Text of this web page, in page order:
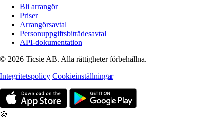
Bli arrangör
Priser
Arrangörsavtal
Personuppgiftsbiträdesavtal
API-dokumentation
© 2026 Ticsie AB. Alla rättigheter förbehållna.
Integritetspolicy Cookieinställningar
🍪